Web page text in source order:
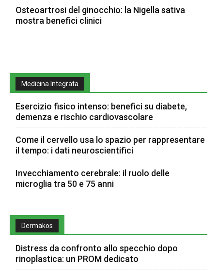
Osteoartrosi del ginocchio: la Nigella sativa
mostra benefici clinici
Medicina Integrata
Esercizio fisico intenso: benefici su diabete,
demenza e rischio cardiovascolare
Come il cervello usa lo spazio per rappresentare
il tempo: i dati neuroscientifici
Invecchiamento cerebrale: il ruolo delle
microglia tra 50 e 75 anni
Dermakos
Distress da confronto allo specchio dopo
rinoplastica: un PROM dedicato